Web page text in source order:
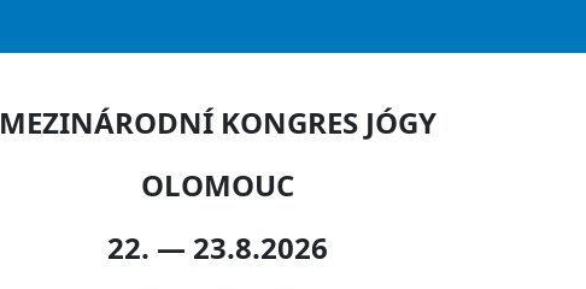
MEZINÁRODNÍ KONGRES JÓGY
OLOMOUC
22. — 23.8.2026